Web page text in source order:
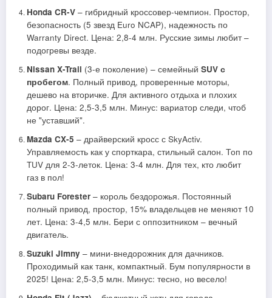
Honda CR-V– гибридный кроссовер-чемпион. Простор,
безопасность (5 звезд Euro NCAP), надежность по
Warranty Direct. Цена: 2,8-4 млн. Русские зимы любит –
подогревы везде.
Nissan X-Trail (3-е поколение) – семейный SUV с
пробегом. Полный привод, проверенные моторы,
дешево на вторичке. Для активного отдыха и плохих
дорог. Цена: 2,5-3,5 млн. Минус: вариатор следи, чтоб
не "уставший".
Mazda CX-5 – драйверский кросс с SkyActiv.
Управляемость как у спорткара, стильный салон. Топ по
TUV для 2-3-леток. Цена: 3-4 млн. Для тех, кто любит
газ в пол!
Subaru Forester– король бездорожья. Постоянный
полный привод, простор, 15% владельцев не меняют 10
лет. Цена: 3-4,5 млн. Бери с оппозитником – вечный
двигатель.
Suzuki Jimny – мини-внедорожник для дачников.
Проходимый как танк, компактный. Бум популярности в
2025! Цена: 2,5-3,5 млн. Минус: тесно, но весело!